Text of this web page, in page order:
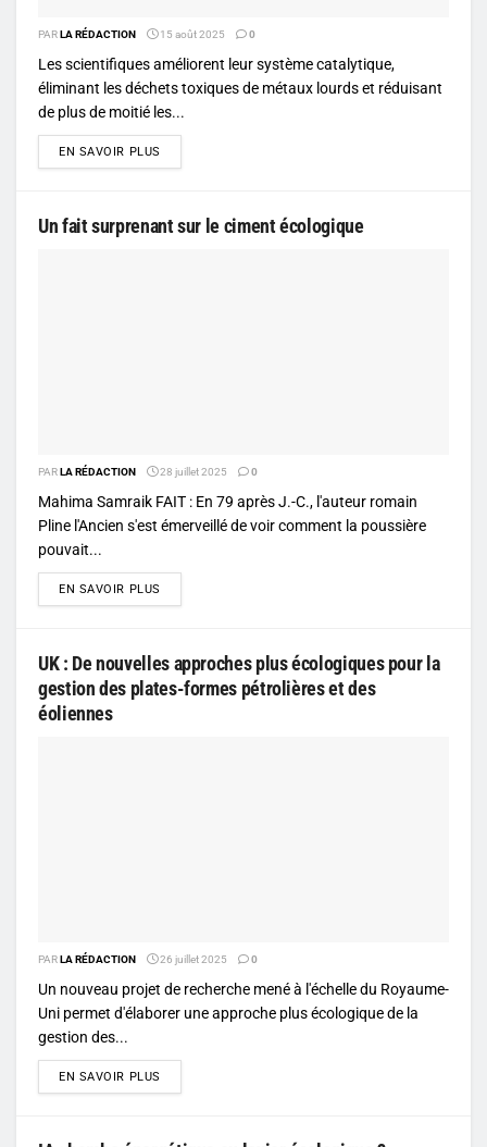
PARLA RÉDACTION 15 août 2025 0
Les scientifiques améliorent leur système catalytique,
éliminant les déchets toxiques de métaux lourds et réduisant
de plus de moitié les...
EN SAVOIR PLUS
Un fait surprenant sur le ciment écologique
PARLA RÉDACTION 28 juillet 2025 0
Mahima Samraik FAIT : En 79 après J.-C., l'auteur romain
Pline l'Ancien s'est émerveillé de voir comment la poussière
pouvait...
EN SAVOIR PLUS
UK : De nouvelles approches plus écologiques pour la
gestion des plates-formes pétrolières et des
éoliennes
PARLA RÉDACTION 26 juillet 2025 0
Un nouveau projet de recherche mené à l'échelle du Royaume-
Uni permet d'élaborer une approche plus écologique de la
gestion des...
EN SAVOIR PLUS